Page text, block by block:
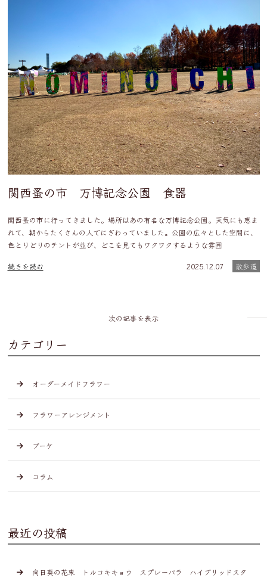
関西蚤の市 万博記念公園 食器
関西蚤の市に行ってきました。場所はあの有名な万博記念公園。天気にも恵ま
れて、朝からたくさんの人でにぎわっていました。公園の広々とした空間に、
色とりどりのテントが並び、どこを見てもワクワクするような雰囲
続きを読む 2025.12.07 散歩道
次の記事を表示
カテゴリー
オーダーメイドフラワー
フラワーアレンジメント
ブーケ
コラム
最近の投稿
向日葵の花束 トルコキキョウ スプレーバラ ハイブリッドスタ